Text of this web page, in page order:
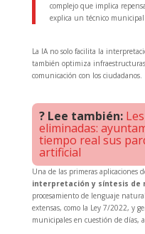
complejo que implica
explica un técnico
La IA no solo facilita la
también optimiza
comunicación con los ciudadanos.
? Lee también:
eliminadas:
tiempo real sus
artificial
Una de las primeras aplicaciones
interpretación y síntesis de
procesamiento de lenguaje
extensas, como la Ley 7/2022, y
municipales en cuestión de días,